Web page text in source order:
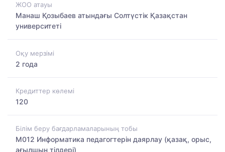
ЖОО атауы
Манаш Қозыбаев атындағы Солтүстік Қазақстан
университеті
Оқу мерзімі
2 года
Кредиттер көлемі
120
Білім беру бағдарламаларының тобы
M012 Информатика педагогтерін даярлау (қазақ, орыс,
ағылшын тілдері)